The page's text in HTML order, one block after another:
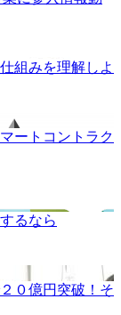
組みを理解しよ
ートコントラク
るなら
０億円突破！そ